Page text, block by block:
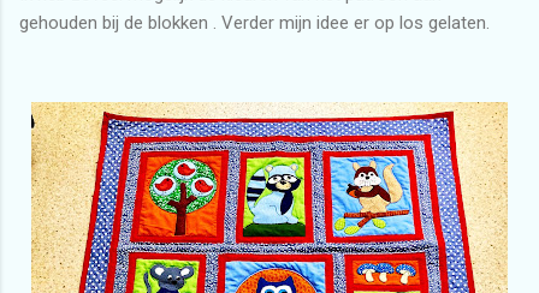
gehouden bij de blokken . Verder mijn idee er op los gelaten.